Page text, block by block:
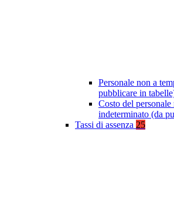
Personale non a
pubblicare in
Costo del personale
indeterminato (da
Tassi di assenza 25